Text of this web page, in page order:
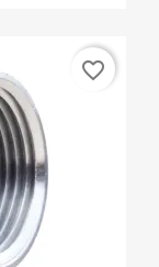
favorite_border